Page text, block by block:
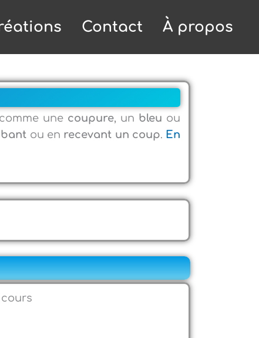
Contact À propos
une coupure, un bleu ou
ou en recevant un coup. En